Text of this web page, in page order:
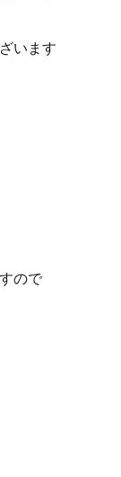
います
ので